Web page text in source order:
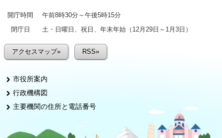
開庁時間
午前8時30分～午後5時15分
閉庁日
土・日曜日、祝日、年末年始（12月29日～1月3日）
アクセスマップ» RSS»
市役所案内
行政機構図
主要機関の住所と電話番号